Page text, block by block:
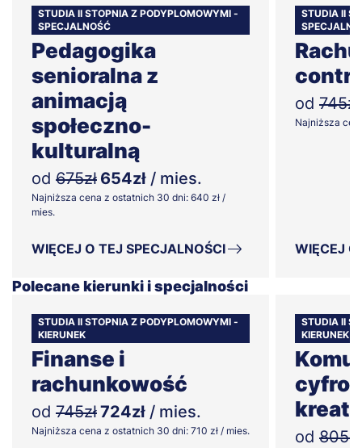
STUDIA II STOPNIA Z PODYPLOMOWYMI -
SPECJALNOŚĆ
Pedagogika
senioralna z
animacją
społeczno-
kulturalną
od 675zł 654zł / mies.
Najniższa cena z ostatnich 30 dni: 640 zł /
mies.
WIĘCEJ O TEJ SPECJALNOŚCI
STUDIA II
od 745zł
Najniższa
WIĘCEJ
Polecane kierunki i specjalności
STUDIA II STOPNIA Z PODYPLOMOWYMI -
KIERUNEK
Finanse i
rachunkowość
od 745zł724zł / mies.
Najniższa cena z ostatnich 30 dni: 710 zł / mies.
STUDIA II
KIERUNEK
od 805zł